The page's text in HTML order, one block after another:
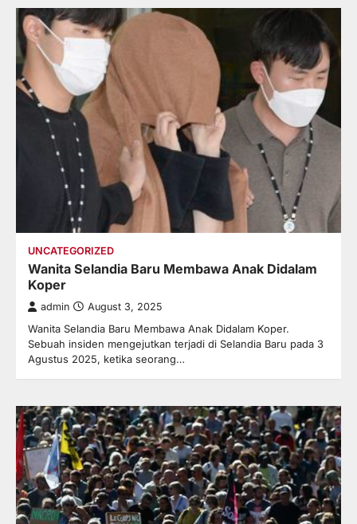
UNCATEGORIZED
Wanita Selandia Baru Membawa Anak Didalam
Koper
admin August 3, 2025
Wanita Selandia Baru Membawa Anak Didalam Koper.
Sebuah insiden mengejutkan terjadi di Selandia Baru pada 3
Agustus 2025, ketika seorang…